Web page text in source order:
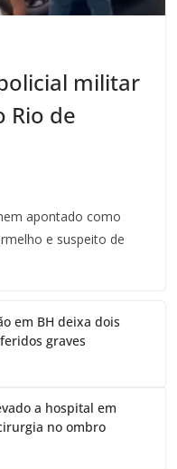
militar
Rio de
apontado como
e suspeito de
em BH deixa dois
graves
a hospital em
no ombro